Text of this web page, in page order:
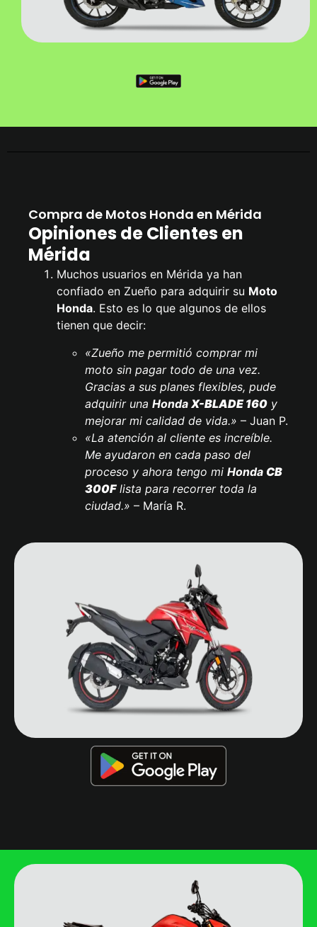
Compra de Motos Honda en Mérida
Opiniones de Clientes en
Mérida
Muchos usuarios en Mérida ya han
confiado en Zueño para adquirir su Moto
Honda. Esto es lo que algunos de ellos
tienen que decir:
«Zueño me permitió comprar mi
moto sin pagar todo de una vez.
Gracias a sus planes flexibles, pude
adquirir una Honda X-BLADE 160 y
mejorar mi calidad de vida.» – Juan P.
«La atención al cliente es increíble.
Me ayudaron en cada paso del
proceso y ahora tengo mi Honda CB
300Flista para recorrer toda la
ciudad.» – María R.